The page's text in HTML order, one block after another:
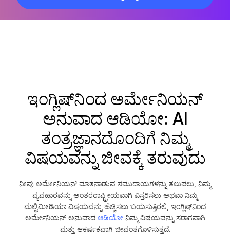
ಇಂಗ್ಲಿಷ್‌ನಿಂದ ಅರ್ಮೇನಿಯನ್
ಅನುವಾದ ಆಡಿಯೋ: AI
ತಂತ್ರಜ್ಞಾನದೊಂದಿಗೆ ನಿಮ್ಮ
ವಿಷಯವನ್ನು ಜೀವಕ್ಕೆ ತರುವುದು
ನೀವು ಅರ್ಮೇನಿಯನ್ ಮಾತನಾಡುವ ಸಮುದಾಯಗಳನ್ನು ತಲುಪಲು, ನಿಮ್ಮ
ವ್ಯವಹಾರವನ್ನು ಅಂತರರಾಷ್ಟ್ರೀಯವಾಗಿ ವಿಸ್ತರಿಸಲು ಅಥವಾ ನಿಮ್ಮ
ಮಲ್ಟಿಮೀಡಿಯಾ ವಿಷಯವನ್ನು ಹೆಚ್ಚಿಸಲು ಬಯಸುತ್ತಿರಲಿ, ಇಂಗ್ಲಿಷ್‌ನಿಂದ
ಅರ್ಮೇನಿಯನ್ ಅನುವಾದ ಆಡಿಯೋ ನಿಮ್ಮ ವಿಷಯವನ್ನು ಸರಾಗವಾಗಿ
ಮತ್ತು ಆಕರ್ಷಕವಾಗಿ ಜೀವಂತಗೊಳಿಸುತ್ತದೆ.